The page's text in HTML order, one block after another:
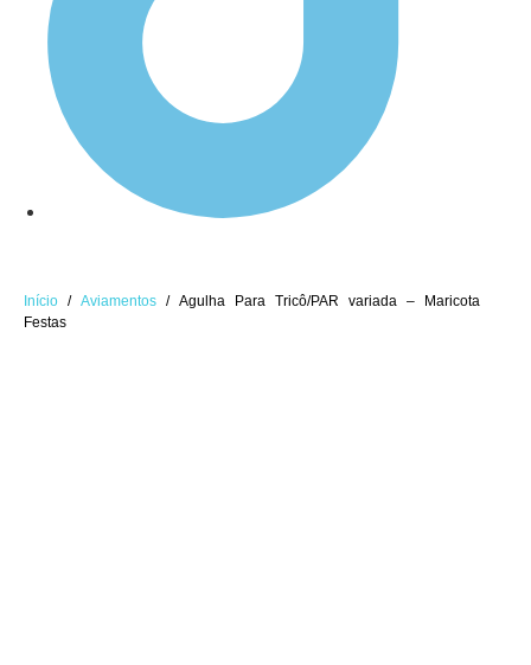
Início / Aviamentos / Agulha Para Tricô/PAR variada – Maricota
Festas